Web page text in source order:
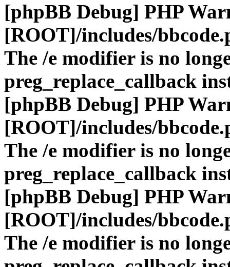
[phpBB Debug] PHP
[ROOT]/includes/
The /e modifier is no
preg_replace_callback
[phpBB Debug] PHP
[ROOT]/includes/
The /e modifier is no
preg_replace_callback
[phpBB Debug] PHP
[ROOT]/includes/
The /e modifier is no